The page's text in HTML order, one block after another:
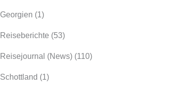
Georgien (1)
Reiseberichte (53)
Reisejournal (News)(110)
Schottland (1)